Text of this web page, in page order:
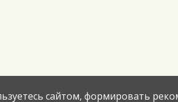
сайтом, формировать